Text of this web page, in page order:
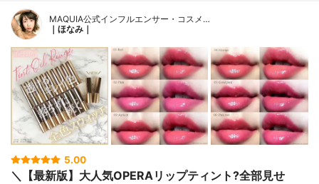
MAQUIA公式インフルエンサー・コスメ…
｜ほなみ｜
5.00
＼【最新版】大人気OPERAリップティント?全部見せ